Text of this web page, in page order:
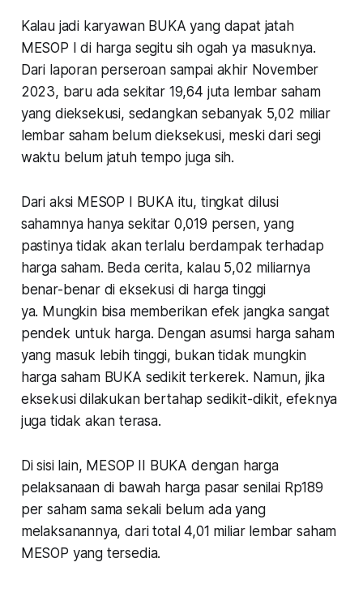
Kalau jadi karyawan BUKA yang dapat jatah
MESOP I di harga segitu sih ogah ya masuknya.
Dari laporan perseroan sampai akhir November
2023, baru ada sekitar 19,64 juta lembar saham
yang dieksekusi, sedangkan sebanyak 5,02 miliar
lembar saham belum dieksekusi, meski dari segi
waktu belum jatuh tempo juga sih.
Dari aksi MESOP I BUKA itu, tingkat dilusi
sahamnya hanya sekitar 0,019 persen, yang
pastinya tidak akan terlalu berdampak terhadap
harga saham. Beda cerita, kalau 5,02 miliarnya
benar-benar di eksekusi di harga tinggi
ya. Mungkin bisa memberikan efek jangka sangat
pendek untuk harga. Dengan asumsi harga saham
yang masuk lebih tinggi, bukan tidak mungkin
harga saham BUKA sedikit terkerek. Namun, jika
eksekusi dilakukan bertahap sedikit-dikit, efeknya
juga tidak akan terasa.
Di sisi lain, MESOP II BUKA dengan harga
pelaksanaan di bawah harga pasar senilai Rp189
per saham sama sekali belum ada yang
melaksanannya, dari total 4,01 miliar lembar saham
MESOP yang tersedia.